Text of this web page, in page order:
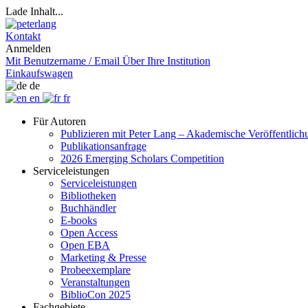
Lade Inhalt...
Kontakt
Anmelden
Mit Benutzername / Email Über Ihre Institution
Einkaufswagen
de
en
fr
Für Autoren
Publizieren mit Peter Lang – Akademische
Publikationsanfrage
2026 Emerging Scholars Competition
Serviceleistungen
Serviceleistungen
Bibliotheken
Buchhändler
E-books
Open Access
Open EBA
Marketing & Presse
Probeexemplare
Veranstaltungen
BiblioCon 2025